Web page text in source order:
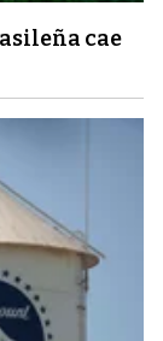
cae